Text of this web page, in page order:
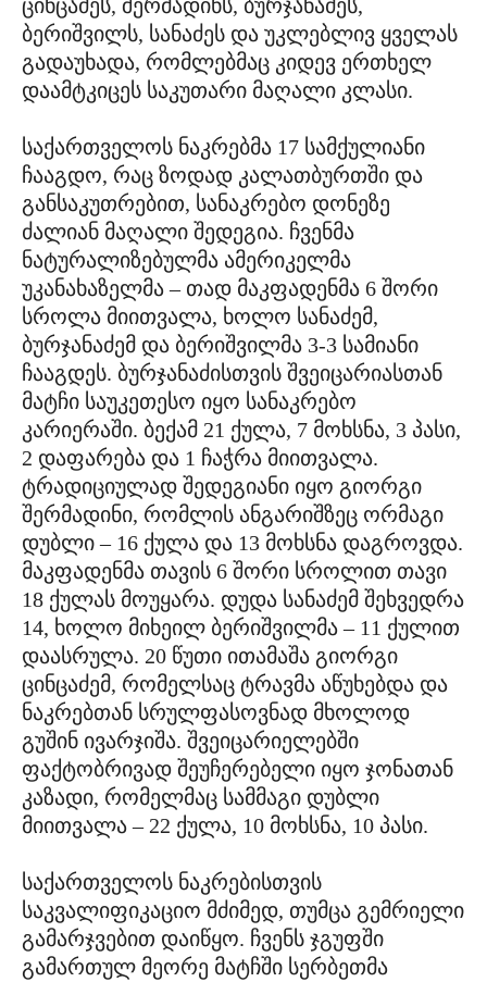
ცინცაძეს, შერმადინს, ბურჯანაძეს,
ბერიშვილს, სანაძეს და უკლებლივ ყველას
გადაუხადა, რომლებმაც კიდევ ერთხელ
დაამტკიცეს საკუთარი მაღალი კლასი.
საქართველოს ნაკრებმა 17 სამქულიანი
ჩააგდო, რაც ზოდად კალათბურთში და
განსაკუთრებით, სანაკრებო დონეზე
ძალიან მაღალი შედეგია. ჩვენმა
ნატურალიზებულმა ამერიკელმა
უკანახაზელმა – თად მაკფადენმა 6 შორი
სროლა მიითვალა, ხოლო სანაძემ,
ბურჯანაძემ და ბერიშვილმა 3-3 სამიანი
ჩააგდეს. ბურჯანაძისთვის შვეიცარიასთან
მატჩი საუკეთესო იყო სანაკრებო
კარიერაში. ბექამ 21 ქულა, 7 მოხსნა, 3 პასი,
2 დაფარება და 1 ჩაჭრა მიითვალა.
ტრადიციულად შედეგიანი იყო გიორგი
შერმადინი, რომლის ანგარიშზეც ორმაგი
დუბლი – 16 ქულა და 13 მოხსნა დაგროვდა.
მაკფადენმა თავის 6 შორი სროლით თავი
18 ქულას მოუყარა. დუდა სანაძემ შეხვედრა
14, ხოლო მიხეილ ბერიშვილმა – 11 ქულით
დაასრულა. 20 წუთი ითამაშა გიორგი
ცინცაძემ, რომელსაც ტრავმა აწუხებდა და
ნაკრებთან სრულფასოვნად მხოლოდ
გუშინ ივარჯიშა. შვეიცარიელებში
ფაქტობრივად შეუჩერებელი იყო ჯონათან
კაზადი, რომელმაც სამმაგი დუბლი
მიითვალა – 22 ქულა, 10 მოხსნა, 10 პასი.
საქართველოს ნაკრებისთვის
საკვალიფიკაციო მძიმედ, თუმცა გემრიელი
გამარჯვებით დაიწყო. ჩვენს ჯგუფში
გამართულ მეორე მატჩში სერბეთმა